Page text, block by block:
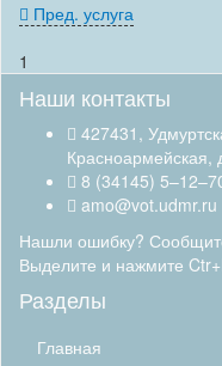
Пред. услуга
1
Наши контакты
427431,
Красноармейская,
8 (34145)
amo@vot.udmr.ru
Нашли ошибку?
Выделите и нажмите
Разделы
Главная